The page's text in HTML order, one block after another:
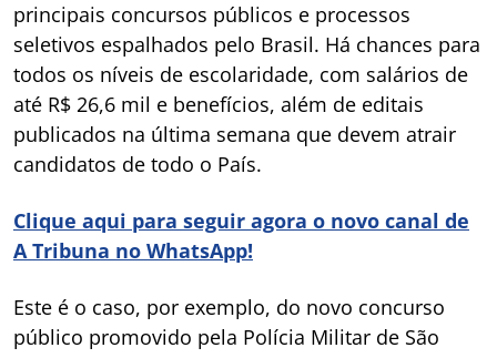
principais concursos públicos e processos
seletivos espalhados pelo Brasil. Há chances para
todos os níveis de escolaridade, com salários de
até R$ 26,6 mil e benefícios, além de editais
publicados na última semana que devem atrair
candidatos de todo o País.
Clique aqui para seguir agora o novo canal de
A Tribuna no WhatsApp!
Este é o caso, por exemplo, do novo concurso
público promovido pela Polícia Militar de São